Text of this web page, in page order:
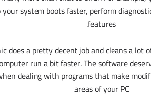
system boots faster, perform
features.
does a pretty decent job and cleans a
run a bit faster. The software
dealing with programs that make
areas of your PC.